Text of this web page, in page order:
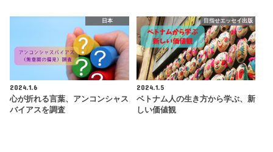
日本
2024.1.6
心が折れる言葉、アンコンシャス
バイアスを調査
目指せエッセイ出版
2024.1.5
ベトナム人の生き方から学ぶ、新
しい価値観